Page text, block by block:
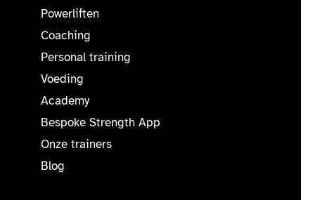
Powerliften
Coaching
Personal training
Voeding
Academy
Bespoke Strength App
Onze trainers
Blog